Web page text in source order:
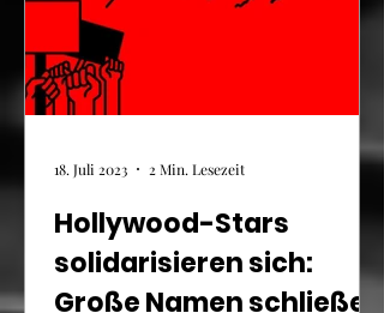
Hollywood-Stars
solidarisieren sich:
Große Namen schließen
18. Juli 2023 2 Min. Lesezeit